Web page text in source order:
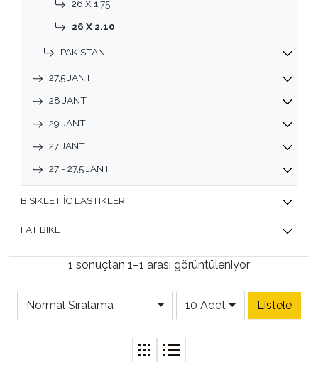
26 X 1.75
26 X 2.10
PAKISTAN
27,5 JANT
28 JANT
29 JANT
27 JANT
27 - 27,5 JANT
BISIKLET İÇ LASTIKLERI
FAT BIKE
1 sonuçtan 1–1 arası görüntüleniyor
Normal Sıralama 10 Adet